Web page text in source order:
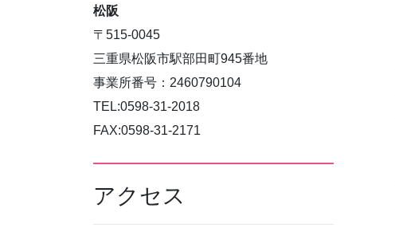
松阪
〒515-0045
三重県松阪市駅部田町945番地
事業所番号：2460790104
TEL:0598-31-2018
FAX:0598-31-2171
アクセス